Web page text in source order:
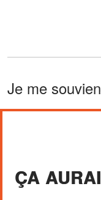
Je me
ÇA